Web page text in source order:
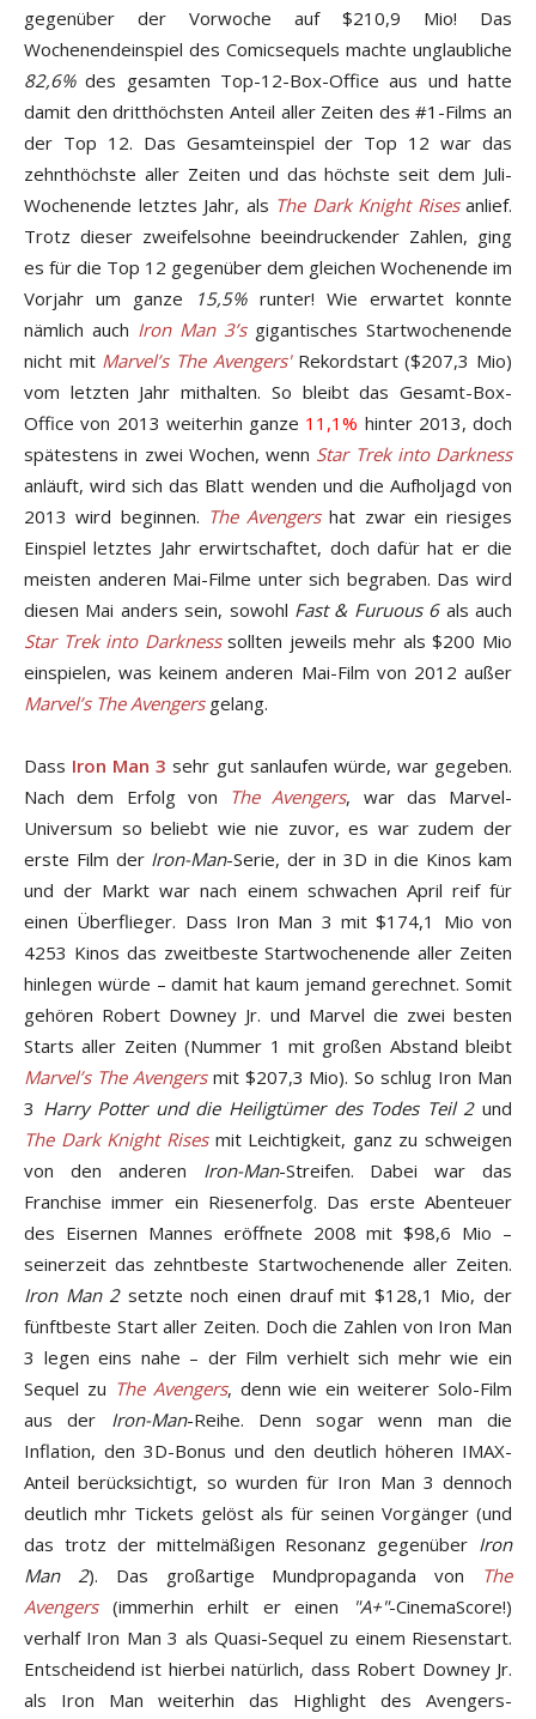
gegenüber der Vorwoche auf $210,9 Mio! Das
Wochenendeinspiel des Comicsequels machte unglaubliche
82,6%des gesamten Top-12-Box-Office aus und hatte
damit den dritthöchsten Anteil aller Zeiten des #1-Films an
der Top 12. Das Gesamteinspiel der Top 12 war das
zehnthöchste aller Zeiten und das höchste seit dem Juli-
Wochenende letztes Jahr, als The Dark Knight Risesanlief.
Trotz dieser zweifelsohne beeindruckender Zahlen, ging
es für die Top 12 gegenüber dem gleichen Wochenende im
Vorjahr um ganze
15,5%runter! Wie erwartet konnte
nämlich auch Iron Man 3’sgigantisches Startwochenende
nicht mit Marvel’s The Avengers'Rekordstart ($207,3 Mio)
vom letzten Jahr mithalten. So bleibt das Gesamt-Box-
Office von 2013 weiterhin ganze 11,1% hinter 2013, doch
spätestens in zwei Wochen, wenn Star Trek into Darkness
anläuft, wird sich das Blatt wenden und die Aufholjagd von
2013 wird beginnen. The Avengershat zwar ein riesiges
Einspiel letztes Jahr erwirtschaftet, doch dafür hat er die
meisten anderen Mai-Filme unter sich begraben. Das wird
diesen Mai anders sein, sowohl Fast & Furuous 6als auch
Star Trek into Darknesssollten jeweils mehr als $200 Mio
einspielen, was keinem anderen Mai-Film von 2012 außer
Marvel’s The Avengersgelang.
Dass Iron Man 3 sehr gut sanlaufen würde, war gegeben.
Nach dem Erfolg von The Avengers, war das Marvel-
Universum so beliebt wie nie zuvor, es war zudem der
erste Film der Iron-Man-Serie, der in 3D in die Kinos kam
und der Markt war nach einem schwachen April reif für
einen Überflieger. Dass Iron Man 3 mit $174,1 Mio von
4253 Kinos das zweitbeste Startwochenende aller Zeiten
hinlegen würde – damit hat kaum jemand gerechnet. Somit
gehören Robert Downey Jr. und Marvel die zwei besten
Starts aller Zeiten (Nummer 1 mit großen Abstand bleibt
Marvel’s The Avengersmit $207,3 Mio). So schlug Iron Man
3 Harry Potter und die Heiligtümer des Todes Teil 2und
The Dark Knight Risesmit Leichtigkeit, ganz zu schweigen
von den anderen Iron-Man-Streifen. Dabei war das
Franchise immer ein Riesenerfolg. Das erste Abenteuer
des Eisernen Mannes eröffnete 2008 mit $98,6 Mio –
seinerzeit das zehntbeste Startwochenende aller Zeiten.
Iron Man 2setzte noch einen drauf mit $128,1 Mio, der
fünftbeste Start aller Zeiten. Doch die Zahlen von Iron Man
3 legen eins nahe – der Film verhielt sich mehr wie ein
Sequel zu The Avengers, denn wie ein weiterer Solo-Film
aus der Iron-Man-Reihe. Denn sogar wenn man die
Inflation, den 3D-Bonus und den deutlich höheren IMAX-
Anteil berücksichtigt, so wurden für Iron Man 3 dennoch
deutlich mhr Tickets gelöst als für seinen Vorgänger (und
das trotz der mittelmäßigen Resonanz gegenüber Iron
Man 2). Das großartige Mundpropaganda von The
Avengers(immerhin erhilt er einen "A+"-CinemaScore!)
verhalf Iron Man 3 als Quasi-Sequel zu einem Riesenstart.
Entscheidend ist hierbei natürlich, dass Robert Downey Jr.
als Iron Man weiterhin das Highlight des Avengers-